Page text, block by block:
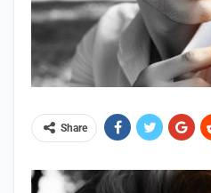
Share